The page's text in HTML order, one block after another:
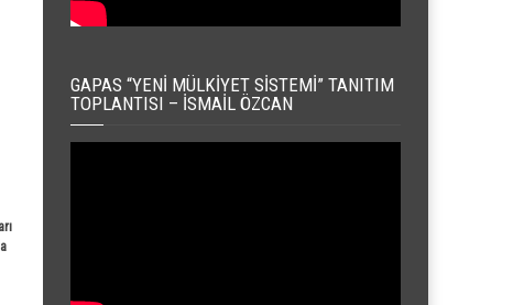
GAPAS “YENI MÜLKIYET SISTEMI” TANITIM
TOPLANTISI – İSMAIL ÖZCAN